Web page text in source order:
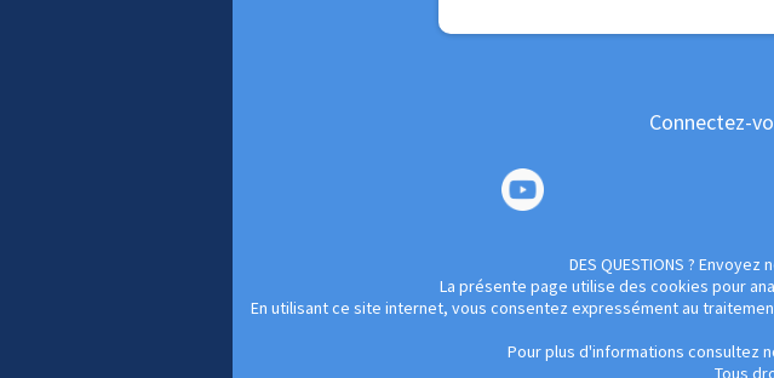
Connectez-
DES QUESTIONS ? Envoyez
La présente page utilise des cookies pour
En utilisant ce site internet, vous consentez expressément au
Pour plus d'informations consultez
Tous